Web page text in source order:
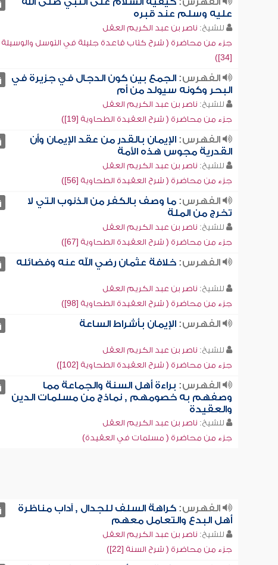
عليه وسلم عند قبره
للشيخ: ناصر بن عبد الكريم العقل
جزء من محاضرة ( شرح كتاب قاعدة جليلة في التوسل والوسيلة
[34])
الفهرس:الجمع بين كون الدجال في جزيرة في
البحر وكونه سيولد من أم
للشيخ: ناصر بن عبد الكريم العقل
جزء من محاضرة ( شرح العقيدة الطحاوية [19])
الفهرس:الإيمان بالقدر من عقد الإيمان وأن
القدرية مجوس هذه الأمة
للشيخ: ناصر بن عبد الكريم العقل
جزء من محاضرة ( شرح العقيدة الطحاوية [56])
الفهرس:ما وصف بالكفر من الذنوب التي لا
تخرج من الملة
للشيخ: ناصر بن عبد الكريم العقل
جزء من محاضرة ( شرح العقيدة الطحاوية [67])
الفهرس:خلافة عثمان رضي الله عنه وفضائله
للشيخ: ناصر بن عبد الكريم العقل
جزء من محاضرة ( شرح العقيدة الطحاوية [98])
الفهرس:الإيمان بأشراط الساعة
للشيخ: ناصر بن عبد الكريم العقل
جزء من محاضرة ( شرح العقيدة الطحاوية [102])
الفهرس: براءة أهل السنة والجماعة مما
وصفهم به خصومهم , نماذج من مسلمات الدين
والعقيدة
للشيخ: ناصر بن عبد الكريم العقل
جزء من محاضرة ( مسلمات في العقيدة)
الفهرس:كراهة السلف للجدال , آداب مناظرة
أهل البدع والتعامل معهم
للشيخ: ناصر بن عبد الكريم العقل
جزء من محاضرة ( شرح السنة [22])